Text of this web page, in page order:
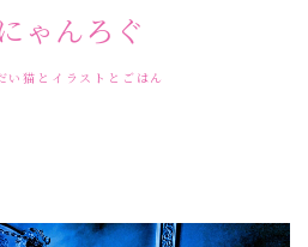
ゃんろぐ
い猫とイラストとごはん